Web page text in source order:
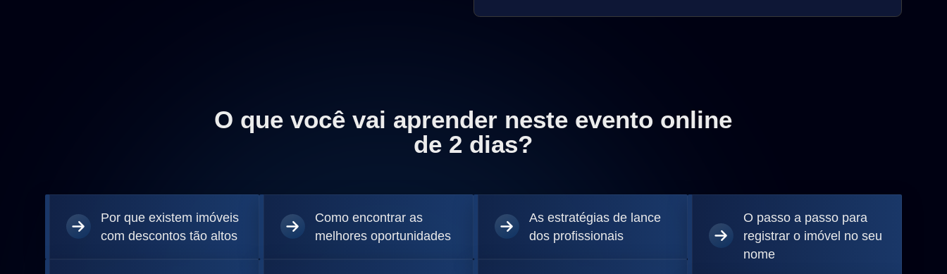
O que você vai aprender neste evento online
de 2 dias?
Por que existem imóveis
com descontos tão altos
Como encontrar as
melhores oportunidades
As estratégias de lance
dos profissionais
O passo a passo para
registrar o imóvel no seu
nome